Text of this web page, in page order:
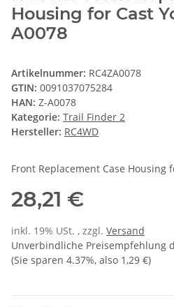
Housing for Cast
A0078
Artikelnummer: RC4ZA0078
GTIN: 0091037075284
HAN: Z-A0078
Kategorie: Trail Finder 2
Hersteller: RC4WD
Front Replacement Case Housing
28,21 €
inkl. 19% USt. , zzgl. Versand
Unverbindliche Preisempfehlung
(Sie sparen 4.37%, also 1,29 €)